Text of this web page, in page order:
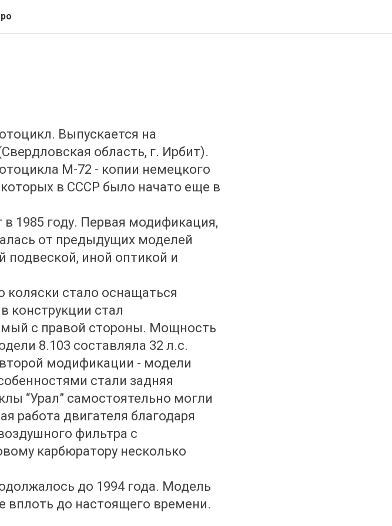
Выпускается на
область, г. Ирбит).
М-72 - копии немецкого
в СССР было начато еще в
1985 году. Первая модификация,
от предыдущих моделей
иной оптикой и
коляски стало оснащаться
конструкции стал
с правой стороны. Мощность
8.103 составляла 32 л.с.
модификации - модели
стали задняя
“Урал” самостоятельно могли
работа двигателя благодаря
фильтра с
карбюратору несколько
до 1994 года. Модель
вплоть до настоящего времени.